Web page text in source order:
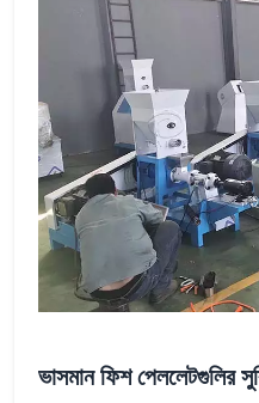
ভাসমান ফিশ পেললেটগুলির